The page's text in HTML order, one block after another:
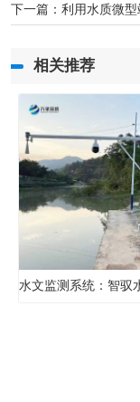
下一篇： 利用水质微
相关推荐
水文监测系统：智驭